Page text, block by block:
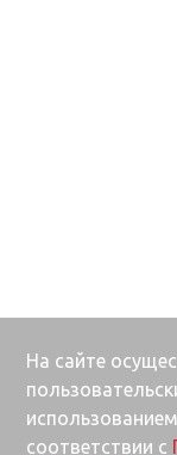
На сайте
соответствии с